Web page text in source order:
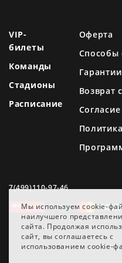
Мы используем cookie-
наилучшего
сайта. Продолжая
сайт, вы соглашаетесь с
использованием cookie-
VIP-
билеты
Команды
Стадионы
Расписание
Оферта
Способы
Возврат
7(499)110-97-46